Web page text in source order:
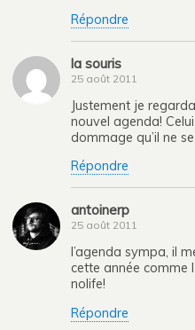
Répondre
la souris
25 août 2011
Justement je
nouvel agenda!
dommage qu’il ne
Répondre
antoinerp
25 août 2011
l’agenda sympa, il
cette année comme
nolife!
Répondre